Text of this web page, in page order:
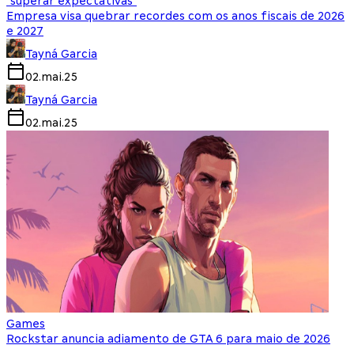
Empresa visa quebrar recordes com os anos fiscais de 2026
e 2027
Tayná Garcia
02.mai.25
Tayná Garcia
02.mai.25
Games
Rockstar anuncia adiamento de GTA 6 para maio de 2026